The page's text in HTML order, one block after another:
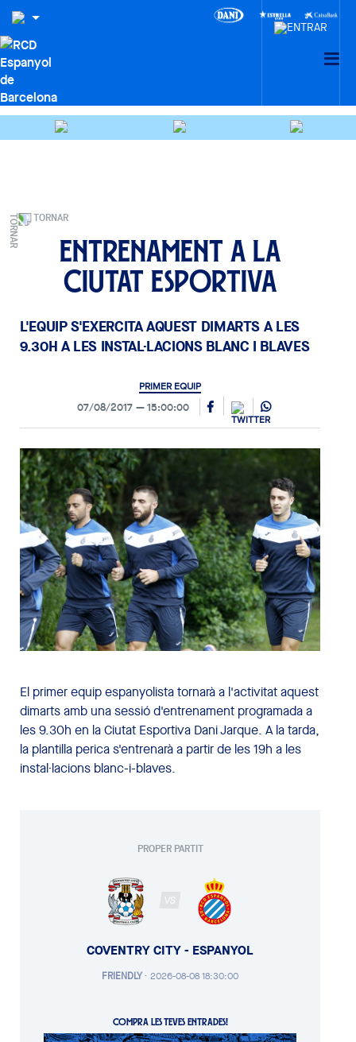
TORNAR
Entrenament a la
Ciutat Esportiva
L'EQUIP S'EXERCITA AQUEST DIMARTS A LES
9.30H A LES INSTAL·LACIONS BLANC I BLAVES
PRIMER EQUIP
07/08/2017 15:00:00
El primer equip espanyolista tornarà a l'activitat aquest
dimarts amb una sessió d'entrenament programada a
les 9.30h en la Ciutat Esportiva Dani Jarque. A la tarda,
la plantilla perica s'entrenarà a partir de les 19h a les
instal·lacions blanc-i-blaves.
PROPER PARTIT
VS
COVENTRY CITY - ESPANYOL
FRIENDLY· 2026-08-08 18:30:00
COMPRA LES TEVES ENTRADES!